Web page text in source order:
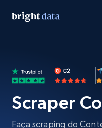
Scraper
Faça scraping do